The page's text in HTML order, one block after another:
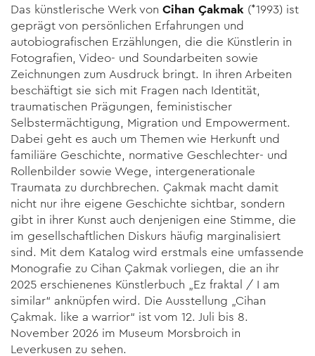
Das künstlerische Werk von Cihan Çakmak (*1993) ist
geprägt von persönlichen Erfahrungen und
autobiografischen Erzählungen, die die Künstlerin in
Fotografien, Video- und Soundarbeiten sowie
Zeichnungen zum Ausdruck bringt. In ihren Arbeiten
beschäftigt sie sich mit Fragen nach Identität,
traumatischen Prägungen, feministi­scher
Selbstermächtigung, Migration und Empowerment.
Dabei geht es auch um Themen wie Herkunft und
familiäre Geschichte, normative Geschlechter- und
Rollenbilder sowie Wege, intergenera­tionale
Traumata zu durchbrechen. Çakmak macht da­mit
nicht nur ihre eigene Geschichte sichtbar, sondern
gibt in ihrer Kunst auch denjenigen eine Stimme, die
im gesellschaftlichen Dis­kurs häufig marginalisiert
sind. Mit dem Katalog wird erstmals eine umfassende
Monografie zu Cihan Çakmak vorliegen, die an ihr
2025 erschiene­nes Künstlerbuch „Ez fraktal / I am
similar“ anknüpfen wird. Die Ausstellung „Cihan
Çakmak. like a warrior“ ist vom 12. Juli bis 8.
November 2026 im Museum Morsbroich in
Leverkusen zu sehen.